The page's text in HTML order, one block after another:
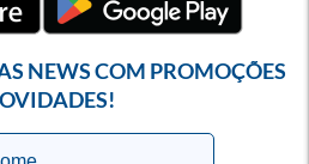
NEWS COM PROMOÇÕES